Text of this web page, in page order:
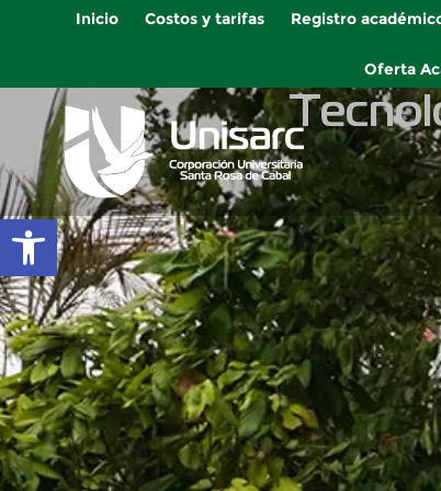
Abrir barra de herramientas
Inicio Costos y tarifas Registro
Oferta